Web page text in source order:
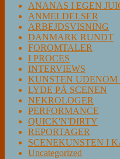
ANANAS I EGEN
ANMELDELSER
ARBEJDSVISNING
DANMARK RUNDT
FOROMTALER
I PROCES
INTERVIEWS
KUNSTEN UDENOM
LYDE PÅ SCENEN
NEKROLOGER
PERFORMANCE
QUICK'N'DIRTY
REPORTAGER
SCENEKUNSTEN I
Uncategorized